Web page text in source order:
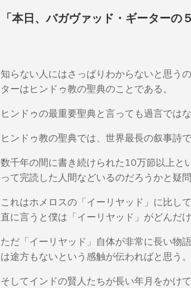
「本日、バガヴァッド・ギーターの
知らない人にはさっぱりわからないと思う
ターはヒンドゥ教の聖典のことである。
ヒンドゥの最重要聖典と言っても過言ではな
ヒンドゥ教の聖典では、世界最長の叙事詩
数千年の間に書き続けられた10万節以上と
って完読した人間などいるのだろうかと疑
これはホメロスの「イーリヤッド」に比し
直に言うと僕は「イーリヤッド」がどんだ
ただ「イーリヤッド」自体が非常に長い物
は途方もないという感触が伝わればと思う。
そしてインドの賢人たちが長い年月をかけ